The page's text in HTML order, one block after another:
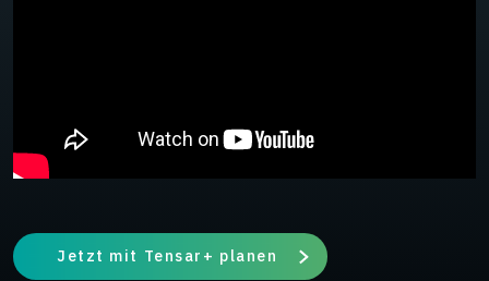
Jetzt mit Tensar+ planen